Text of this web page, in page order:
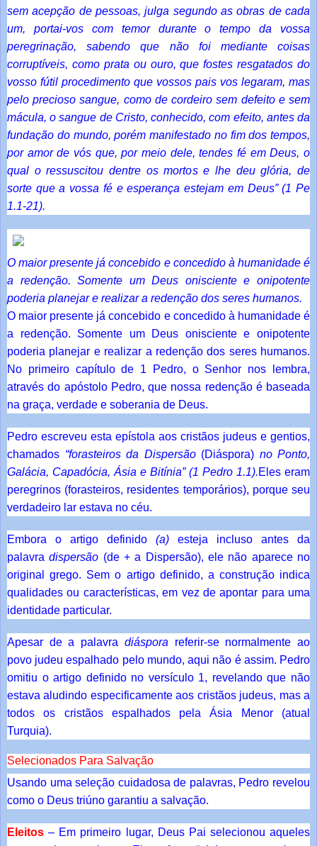
sem acepção de pessoas, julga segundo as obras de cada
um, portai-vos com temor durante o tempo da vossa
peregrinação, sabendo que não foi mediante coisas
corruptíveis, como prata ou ouro, que fostes resgatados do
vosso fútil procedimento que vossos pais vos legaram, mas
pelo precioso sangue, como de cordeiro sem defeito e sem
mácula, o sangue de Cristo, conhecido, com efeito, antes da
fundação do mundo, porém manifestado no fim dos tempos,
por amor de vós que, por meio dele, tendes fé em Deus, o
qual o ressuscitou dentre os mortos e lhe deu glória, de
sorte que a vossa fé e esperança estejam em Deus” (1 Pe
1.1-21).
O maior presente já concebido e concedido à humanidade é
a redenção. Somente um Deus onisciente e onipotente
poderia planejar e realizar a redenção dos seres humanos.
O maior presente já concebido e concedido à humanidade é
a redenção. Somente um Deus onisciente e onipotente
poderia planejar e realizar a redenção dos seres humanos.
No primeiro capítulo de 1 Pedro, o Senhor nos lembra,
através do apóstolo Pedro, que nossa redenção é baseada
na graça, verdade e soberania de Deus.
Pedro escreveu esta epístola aos cristãos judeus e gentios,
chamados “forasteiros da Dispersão (Diáspora) no Ponto,
Galácia, Capadócia, Ásia e Bitínia” (1 Pedro 1.1).Eles eram
peregrinos (forasteiros, residentes temporários), porque seu
verdadeiro lar estava no céu.
Embora o artigo definido (a) esteja incluso antes da
palavradispersão (de + a Dispersão), ele não aparece no
original grego. Sem o artigo definido, a construção indica
qualidades ou características, em vez de apontar para uma
identidade particular.
Apesar de a palavra diáspora referir-se normalmente ao
povo judeu espalhado pelo mundo, aqui não é assim. Pedro
omitiu o artigo definido no versículo 1, revelando que não
estava aludindo especificamente aos cristãos judeus, mas a
todos os cristãos espalhados pela Ásia Menor (atual
Turquia).
Selecionados Para Salvação
Usando uma seleção cuidadosa de palavras, Pedro revelou
como o Deus triúno garantiu a salvação.
Eleitos – Em primeiro lugar, Deus Pai selecionou aqueles